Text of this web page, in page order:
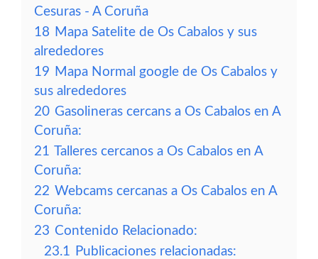
Cesuras - A Coruña
18 Mapa Satelite de Os Cabalos y sus
alrededores
19 Mapa Normal google de Os Cabalos y
sus alrededores
20 Gasolineras cercans a Os Cabalos en A
Coruña:
21 Talleres cercanos a Os Cabalos en A
Coruña:
22 Webcams cercanas a Os Cabalos en A
Coruña:
23 Contenido Relacionado:
23.1 Publicaciones relacionadas: